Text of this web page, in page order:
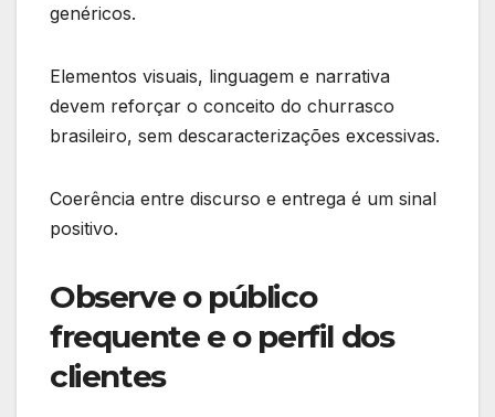
genéricos.
Elementos visuais, linguagem e narrativa
devem reforçar o conceito do churrasco
brasileiro, sem descaracterizações excessivas.
Coerência entre discurso e entrega é um sinal
positivo.
Observe o público
frequente e o perfil dos
clientes